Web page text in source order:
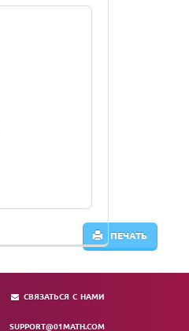
ПЕЧАТЬ
СВЯЗАТЬСЯ С НАМИ
SUPPORT@01MATH.COM